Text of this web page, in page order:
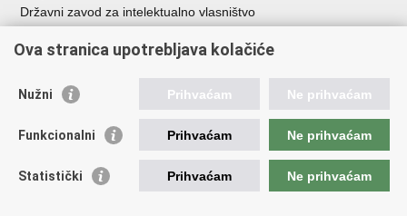
Državni zavod za intelektualno vlasništvo
HAKOM
Ostale poveznice
Hrvatski audiovizualni centar
Creative Europe
Ova stranica upotrebljava kolačiće
Nužni Prihvaćam Ne prihvaćam
Funkcionalni Prihvaćam Ne prihvaćam
Statistički Prihvaćam Ne prihvaćam